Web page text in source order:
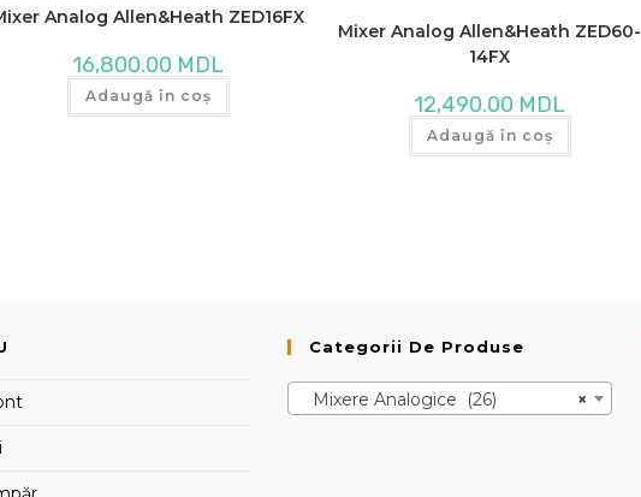
Analog Allen&Heath ZED16FX
16,800.00 MDL
Adaugă în coș
Mixer Analog Allen&Heath ZED60-
14FX
12,490.00 MDL
Adaugă în coș
Categorii De Produse
×
Mixere Analogice (26)